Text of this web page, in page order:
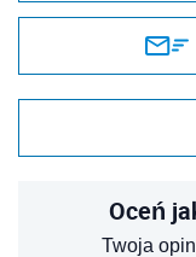
Oceń
Twoja